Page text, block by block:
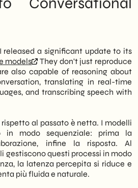
digital strategy: not just
outlook: where are we
three concrete moves
per le aziende si
la semplice sintesi
tratta di un salto
AI.
modelli combinano
semantica
simultanea e
Di conseguenza, le
nei propri flussi di
nei centralini
nelle interfacce di vendita.
avviene tramite API, il
tecniche o il
specializzato.
released a significant update to its
models
They don't just reproduce
also capable of reasoning about
translating in real-time
and transcribing speech with
al passato è netta. I modelli
in modo sequenziale: prima la
infine la risposta. Al
gestiscono questi processi in modo
la latenza percepita si riduce e
più fluida e naturale.